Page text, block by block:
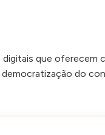
que
do